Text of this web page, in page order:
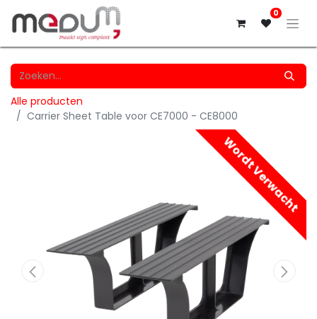
0
Alle producten
Carrier Sheet Table voor CE7000 - CE8000
Wordt Verwacht